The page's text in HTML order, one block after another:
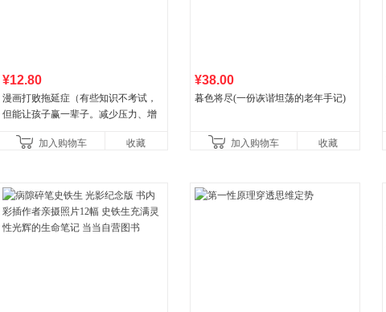
¥12.80
漫画打败拖延症（有些知识不考试，
但能让孩子赢一辈子。减少压力、增
合“小行动”触发大脑行动开
加入购物车 收藏
¥38.00
暮色将尽(一份诙谐坦荡的老年手记)
加入购物车 收藏